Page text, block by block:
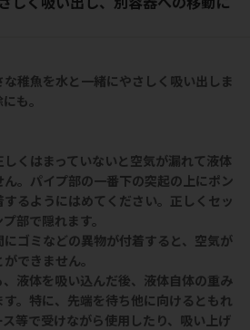
稚魚を水と一緒にやさしく吸い出しま
も。
しくはまっていないと空気が漏れて液体
。パイプ部の一番下の突起の上にポン
るようにはめてください。正しくセッ
部で隠れます。
にゴミなどの異物が付着すると、空気が
できません。
、液体を吸い込んだ後、液体自体の重み
。特に、先端を待ち他に向けるともれ
等で受けながら使用したり、吸い上げ